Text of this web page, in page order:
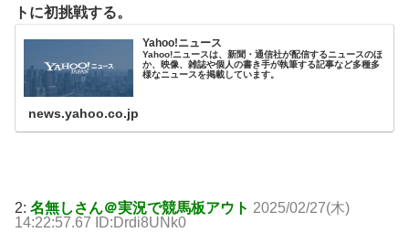
トに初挑戦する。
Yahoo!ニュース
Yahoo!ニュースは、新聞・通信社が配信するニュースのほ
か、映像、雑誌や個人の書き手が執筆する記事など多種多
様なニュースを掲載しています。
news.yahoo.co.jp
2: 名無しさん＠実況で競馬板アウト 2025/02/27(木)
14:22:57.67 ID:Drdi8UNk0